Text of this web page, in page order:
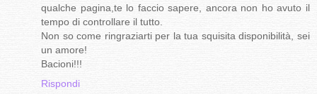
qualche pagina,te lo faccio sapere, ancora non ho avuto il
tempo di controllare il tutto.
Non so come ringraziarti per la tua squisita disponibilità, sei
un amore!
Bacioni!!!
Rispondi